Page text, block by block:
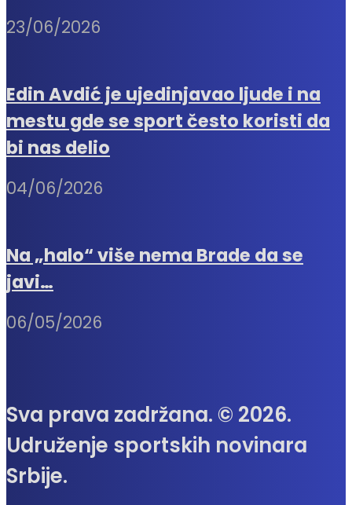
23/06/2026
Edin Avdić je ujedinjavao ljude i na
mestu gde se sport često koristi da
bi nas delio
04/06/2026
Na „halo“ više nema Brade da se
javi…
06/05/2026
Sva prava zadržana. © 2026.
Udruženje sportskih novinara
Srbije.